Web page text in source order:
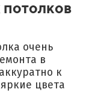
очень
в
к
цвета